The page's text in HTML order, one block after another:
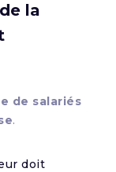
la
de salariés
.
doit